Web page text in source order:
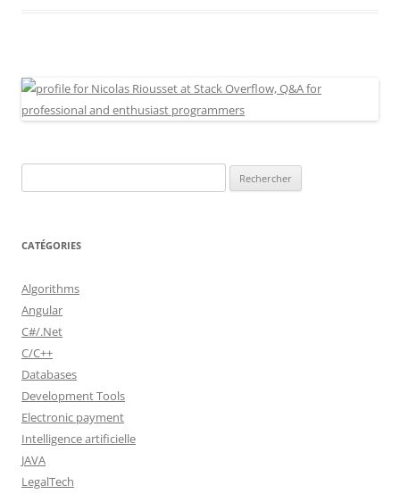
CATÉGORIES
Algorithms
Angular
C#/.Net
C/C++
Databases
Development Tools
Electronic payment
Intelligence artificielle
JAVA
LegalTech